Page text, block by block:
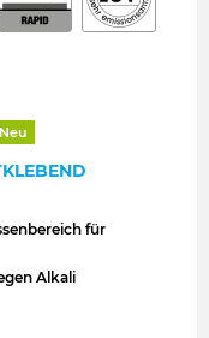
Neu
für
Alkali